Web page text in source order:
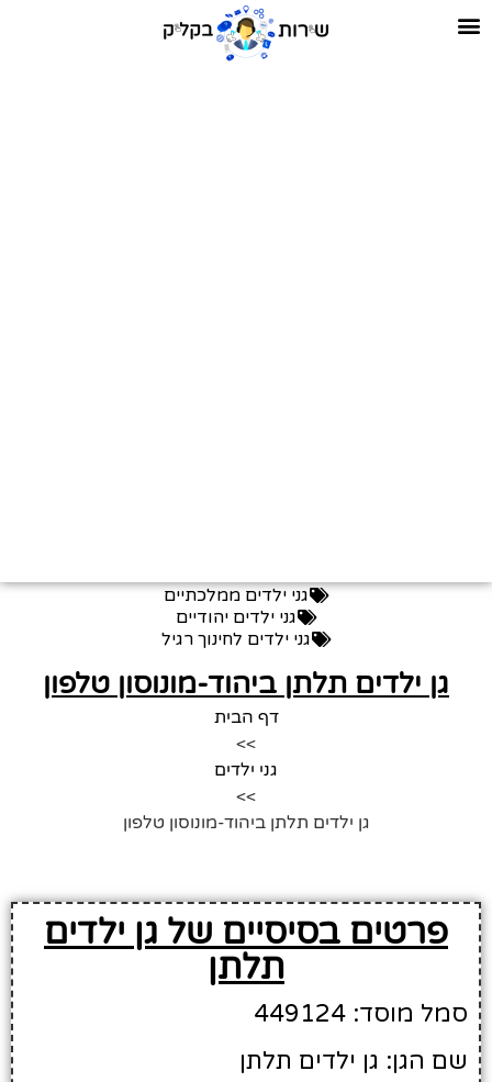
גני ילדים ממלכתיים
גני ילדים יהודיים
גני ילדים לחינוך רגיל
גן ילדים תלתן ביהוד-מונוסון טלפון
דף הבית
>>
גני ילדים
>>
גן ילדים תלתן ביהוד-מונוסון טלפון
פרטים בסיסיים של גן ילדים
תלתן
סמל מוסד: 449124
שם הגן: גן ילדים תלתן